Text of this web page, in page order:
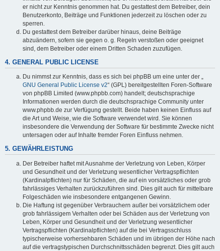
er nicht zur Kenntnis genommen hat. Du gestattest dem Betreiber, dein
Benutzerkonto, Beiträge und Funktionen jederzeit zu löschen oder zu
sperren.
Du gestattest dem Betreiber darüber hinaus, deine Beiträge
abzuändern, sofern sie gegen o. g. Regeln verstoßen oder geeignet
sind, dem Betreiber oder einem Dritten Schaden zuzufügen.
4. GENERAL PUBLIC LICENSE
Du nimmst zur Kenntnis, dass es sich bei phpBB um eine unter der „
GNU General Public License v2“ (GPL) bereitgestellten Foren-Software
von phpBB Limited (www.phpbb.com) handelt; deutschsprachige
Informationen werden durch die deutschsprachige Community unter
www.phpbb.de zur Verfügung gestellt. Beide haben keinen Einfluss auf
die Art und Weise, wie die Software verwendet wird. Sie können
insbesondere die Verwendung der Software für bestimmte Zwecke nicht
untersagen oder auf Inhalte fremder Foren Einfluss nehmen.
5. GEWÄHRLEISTUNG
Der Betreiber haftet mit Ausnahme der Verletzung von Leben, Körper
und Gesundheit und der Verletzung wesentlicher Vertragspflichten
(Kardinalpflichten) nur für Schäden, die auf ein vorsätzliches oder grob
fahrlässiges Verhalten zurückzuführen sind. Dies gilt auch für mittelbare
Folgeschäden wie insbesondere entgangenen Gewinn.
Die Haftung ist gegenüber Verbrauchern außer bei vorsätzlichem oder
grob fahrlässigem Verhalten oder bei Schäden aus der Verletzung von
Leben, Körper und Gesundheit und der Verletzung wesentlicher
Vertragspflichten (Kardinalpflichten) auf die bei Vertragsschluss
typischerweise vorhersehbaren Schäden und im übrigen der Höhe nach
auf die vertragstypischen Durchschnittsschäden begrenzt. Dies gilt auch